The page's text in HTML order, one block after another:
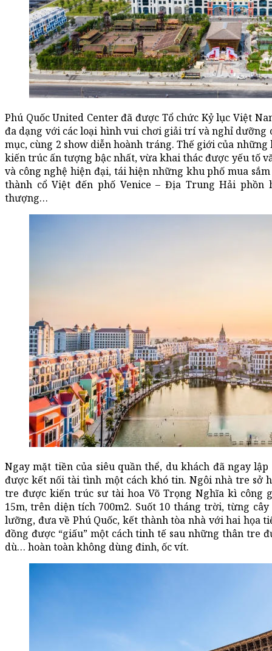
Phú Quốc United Center đã được Tổ chức Kỷ lục Việt
đa dạng với các loại hình vui chơi giải trí và nghỉ dưỡng
mục, cùng 2 show diễn hoành tráng. Thế giới của
kiến trúc ấn tượng bậc nhất, vừa khai thác được yếu tố
và công nghệ hiện đại, tái hiện những khu phố mua
thành cổ Việt đến phố Venice – Địa Trung Hải phồn
thượng…
Ngay mặt tiền của siêu quần thể, du khách đã ngay
được kết nối tài tình một cách khó tin. Ngôi nhà tre sở
tre được kiến trúc sư tài hoa Võ Trọng Nghĩa kì công
15m, trên diện tích 700m2. Suốt 10 tháng trời, từng
lưỡng, đưa về Phú Quốc, kết thành tòa nhà với hai họa
đồng được “giấu” một cách tinh tế sau những thân tre
dù… hoàn toàn không dùng đinh, ốc vít.